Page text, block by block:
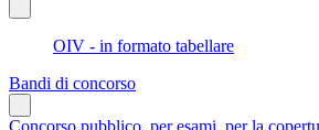
OIV - in formato tabellare
Bandi di concorso
Concorso pubblico, per esami, per la